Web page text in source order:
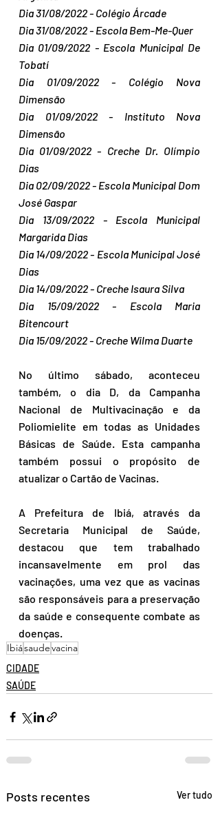
Dia 31/08/2022 - Colégio Árcade
Dia 31/08/2022 - Escola Bem-Me-Quer
Dia 01/09/2022 - Escola Municipal De
Tobatí
Dia 01/09/2022 - Colégio Nova
Dimensão
Dia 01/09/2022 - Instituto Nova
Dimensão
Dia 01/09/2022 - Creche Dr. Olímpio
Dias
Dia 02/09/2022 - Escola Municipal Dom
José Gaspar
Dia 13/09/2022 - Escola Municipal
Margarida Dias
Dia 14/09/2022 - Escola Municipal José
Dias
Dia 14/09/2022 - Creche Isaura Silva
Dia 15/09/2022 - Escola Maria
Bitencourt
Dia 15/09/2022 - Creche Wilma Duarte
No último sábado, aconteceu
também, o dia D, da Campanha
Nacional de Multivacinação e da
Poliomielite em todas as Unidades
Básicas de Saúde. Esta campanha
também possui o propósito de
atualizar o Cartão de Vacinas.
A Prefeitura de Ibiá, através da
Secretaria Municipal de Saúde,
destacou que tem trabalhado
incansavelmente em prol das
vacinações, uma vez que as vacinas
são responsáveis para a preservação
da saúde e consequente combate as
doenças.
Ibiásaudevacina
CIDADE
SAÚDE
Posts recentes Ver tudo